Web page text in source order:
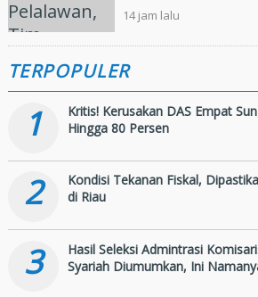
Manggala
Hingga Dua
14 jam lalu
TERPOPULER
1
Kritis! Kerusakan DAS Empat
Hingga 80 Persen
2
Kondisi Tekanan Fiskal,
di Riau
3
Hasil Seleksi Admintrasi
Syariah Diumumkan, Ini